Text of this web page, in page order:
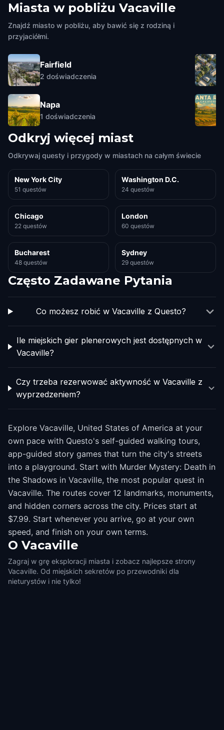
Miasta w pobliżu Vacaville
Znajdź miasto w pobliżu, aby bawić się z rodziną i
przyjaciółmi.
Fairfield
2 doświadczenia
Napa
1 doświadczenia
Odkryj więcej miast
Odkrywaj questy i przygody w miastach na całym świecie
New York City
51 questów
Washington D.C.
24 questów
Chicago
22 questów
London
60 questów
Bucharest
48 questów
Sydney
29 questów
Często Zadawane Pytania
Co możesz robić w Vacaville z Questo?
Ile miejskich gier plenerowych jest dostępnych w
Vacaville?
Czy trzeba rezerwować aktywność w Vacaville z
wyprzedzeniem?
Explore Vacaville, United States of America at your
own pace with Questo's self-guided walking tours,
app-guided story games that turn the city's streets
into a playground. Start with Murder Mystery: Death in
the Shadows in Vacaville, the most popular quest in
Vacaville. The routes cover 12 landmarks, monuments,
and hidden corners across the city. Prices start at
$7.99. Start whenever you arrive, go at your own
speed, and finish on your own terms.
O Vacaville
Zagraj w grę eksploracji miasta i zobacz najlepsze strony
Vacaville. Od miejskich sekretów po przewodniki dla
nieturystów i nie tylko!